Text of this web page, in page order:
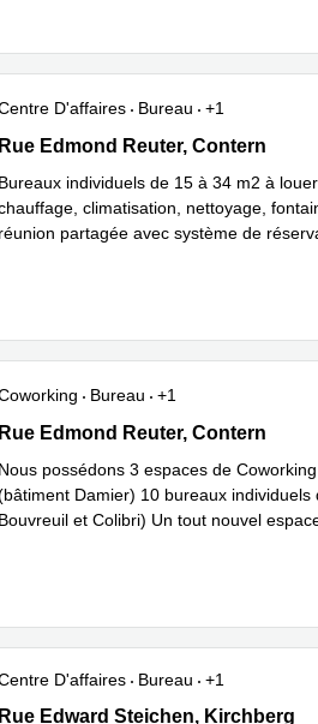
D'affaires Bureau +1
Rue Edmond Reuter 17, Contern
Rue Edmond Reuter, Contern
Bureaux individuels de 15 à 34 m2 à
climatisation, nettoyage,
réunion partagée avec système de
Bureau +1
Rue Edmond Reuter, 19, Contern
Rue Edmond Reuter, Contern
Nous possédons 3 espaces de
Damier) 10 bureaux
Bouvreuil et Colibri) Un tout nouvel
D'affaires Bureau
+1
2 Rue Edward Steichen,1<sup>er</
Rue Edward Steichen, Kirchberg